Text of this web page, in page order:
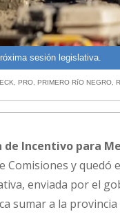
sesión legislativa.
,PRO ,PRIMERO RíO NEGRO ,
de Incentivo para
y quedó
enviada por el
sumar a la